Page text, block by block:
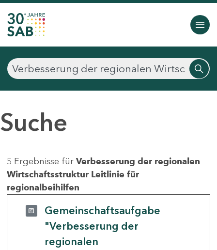
Suche
5 Ergebnisse für Verbesserung der regionalen
Wirtschaftsstruktur Leitlinie für
regionalbeihilfen
Gemeinschaftsaufgabe
"Verbesserung der
regionalen